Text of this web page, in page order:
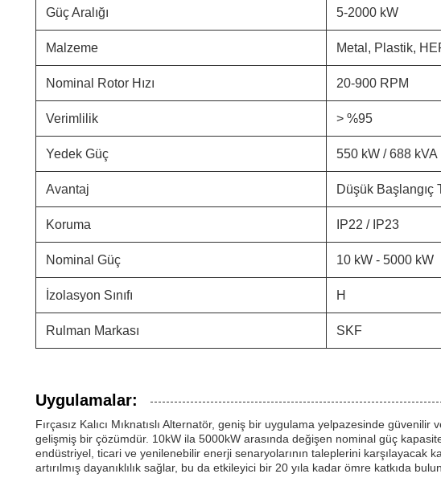
Güç Aralığı 5-2000 kW
Malzeme Metal, Plastik,
Nominal Rotor Hızı 20-900 RPM
Verimlilik > %95
Yedek Güç 550 kW / 688 kVA
Avantaj Düşük Başlangıç
Koruma IP22 / IP23
Nominal Güç 10 kW - 5000 kW
İzolasyon Sınıfı H
Rulman Markası SKF
Uygulamalar:
Fırçasız Kalıcı Mıknatıslı Alternatör, geniş bir uygulama yelpazesinde
gelişmiş bir çözümdür. 10kW ila 5000kW arasında değişen nominal güç
endüstriyel, ticari ve yenilenebilir enerji senaryolarının taleplerini karşılayacak
artırılmış dayanıklılık sağlar, bu da etkileyici bir 20 yıla kadar ömre katkıda